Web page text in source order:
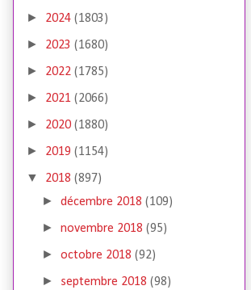
► 2024 (1803)
► 2023 (1680)
► 2022 (1785)
► 2021 (2066)
► 2020 (1880)
► 2019 (1154)
▼ 2018 (897)
►décembre 2018(109)
►novembre 2018(95)
►octobre 2018(92)
► septembre 2018(98)